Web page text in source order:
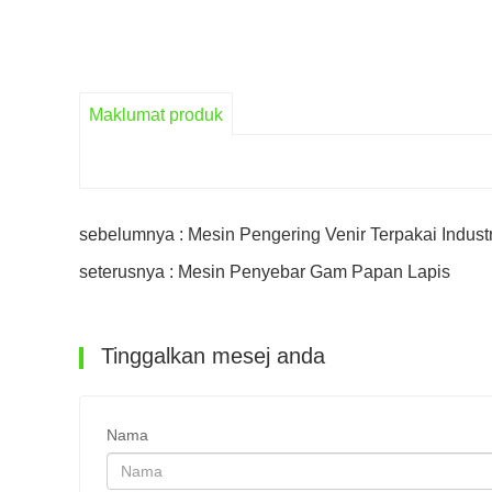
Maklumat produk
sebelumnya : Mesin Pengering Venir Terpakai
seterusnya : Mesin Penyebar Gam Papan Lapis
Tinggalkan mesej anda
Nama